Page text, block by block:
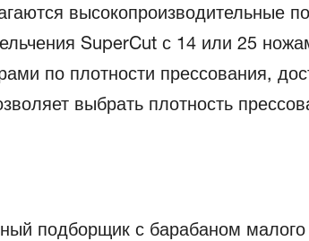
высокопроизводительные
SuperCut с 14 или 25
по плотности прессования,
выбрать плотность
подборщик с барабаном